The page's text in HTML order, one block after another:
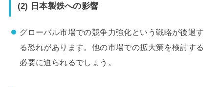
(2) 日本製鉄への影響
グローバル市場での競争力強化という戦略が後退す
る恐れがあります。他の市場での拡大策を検討する
必要に迫られるでしょう。